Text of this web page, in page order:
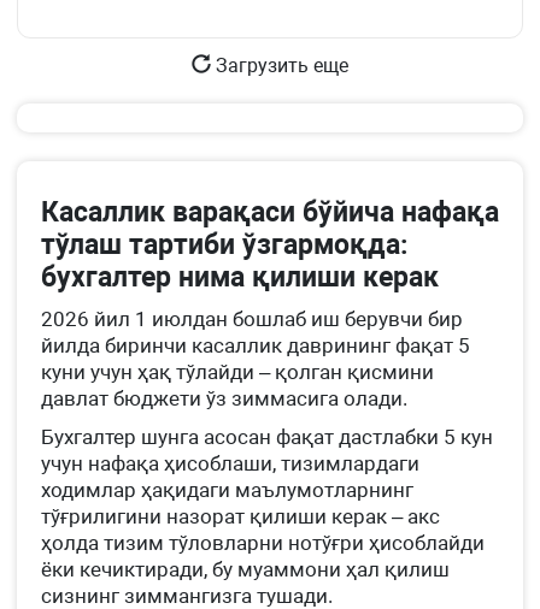
Загрузить еще
Касаллик варақаси бўйича нафақа
тўлаш тартиби ўзгармоқда:
бухгалтер нима қилиши керак
2026 йил 1 июлдан бошлаб иш берувчи бир
йилда биринчи касаллик даврининг фақат 5
куни учун ҳақ тўлайди – қолган қисмини
давлат бюджети ўз зиммасига олади.
Бухгалтер шунга асосан фақат дастлабки 5 кун
учун нафақа ҳисоблаши, тизимлардаги
ходимлар ҳақидаги маълумотларнинг
тўғрилигини назорат қилиши керак – акс
ҳолда тизим тўловларни нотўғри ҳисоблайди
ёки кечиктиради, бу муаммони ҳал қилиш
сизнинг зиммангизга тушади.